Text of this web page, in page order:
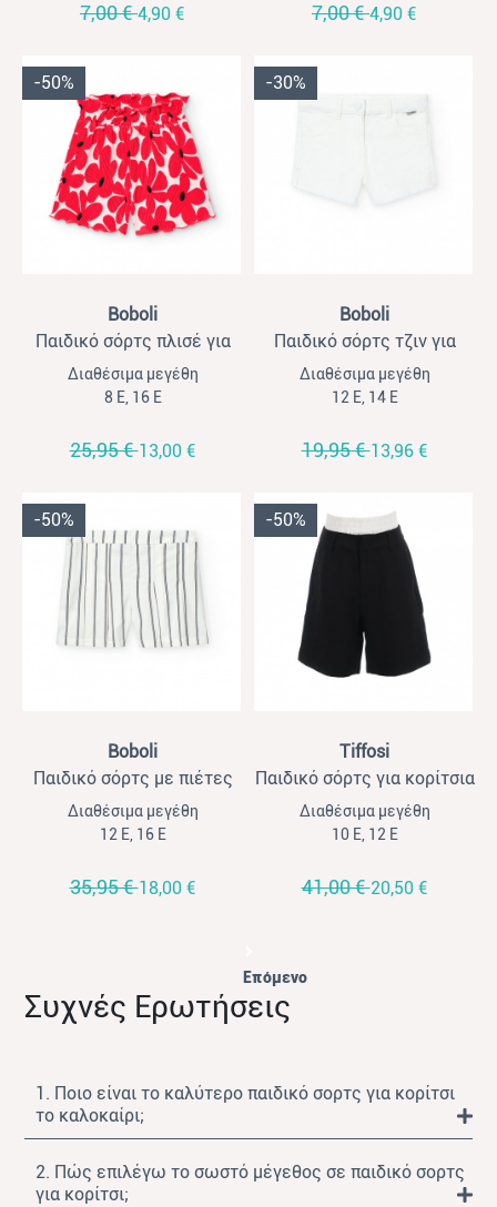
7,00 €4,90 € 7,00 €4,90 €
-50%
Boboli
Παιδικό σόρτς πλισέ για
κορίτσια Boboli φλοράλ
κοραλί
Διαθέσιμα μεγέθη
8 Ε, 16 Ε
25,95 €13,00 €
-30%
Boboli
Παιδικό σόρτς τζιν για
κορίτσια Boboli λευκό με
ξέφτια
Διαθέσιμα μεγέθη
12 Ε, 14 Ε
19,95 €13,96 €
-50%
Boboli
Παιδικό σόρτς με πιέτες
για κορίτσια Boboli ριγέ
εκρού
Διαθέσιμα μεγέθη
12 Ε, 16 Ε
35,95 €18,00 €
-50%
Tiffosi
Παιδικό σόρτς για κορίτσια
Tiffossi μαύρο
Διαθέσιμα μεγέθη
10 Ε, 12 Ε
41,00 €20,50 €
Επόμενο
Συχνές Ερωτήσεις
1. Ποιο είναι το καλύτερο παιδικό σορτς για κορίτσι
το καλοκαίρι;
2. Πώς επιλέγω το σωστό μέγεθος σε παιδικό σορτς
για κορίτσι;